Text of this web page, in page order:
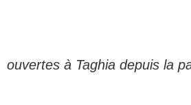
ouvertes à Taghia depuis la